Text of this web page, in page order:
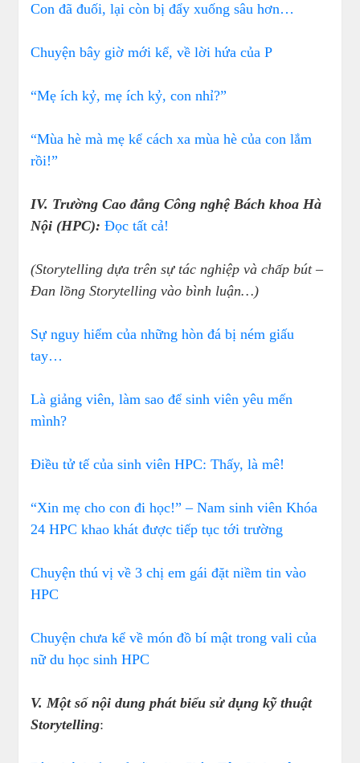
Con đã đuối, lại còn bị đẩy xuống sâu hơn…
Chuyện bây giờ mới kể, về lời hứa của P
“Mẹ ích kỷ, mẹ ích kỷ, con nhỉ?”
“Mùa hè mà mẹ kể cách xa mùa hè của con lắm
rồi!”
IV. Trường Cao đẳng Công nghệ Bách khoa Hà
Nội (HPC): Đọc tất cả!
(Storytelling dựa trên sự tác nghiệp và chấp bút –
Đan lồng Storytelling vào bình luận…)
Sự nguy hiểm của những hòn đá bị ném giấu
tay…
Là giảng viên, làm sao để sinh viên yêu mến
mình?
Điều tử tế của sinh viên HPC: Thấy, là mê!
“Xin mẹ cho con đi học!” – Nam sinh viên Khóa
24 HPC khao khát được tiếp tục tới trường
Chuyện thú vị về 3 chị em gái đặt niềm tin vào
HPC
Chuyện chưa kể về món đồ bí mật trong vali của
nữ du học sinh HPC
V. Một số nội dung phát biểu sử dụng kỹ thuật
Storytelling: